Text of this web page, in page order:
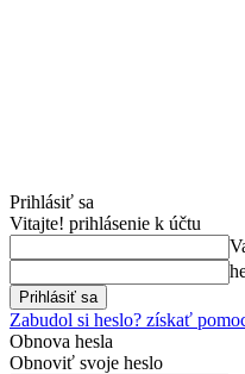
Prihlásiť sa
Vitajte! prihlásenie k účtu
Zabudol si heslo? získať
Obnova hesla
Obnoviť svoje heslo